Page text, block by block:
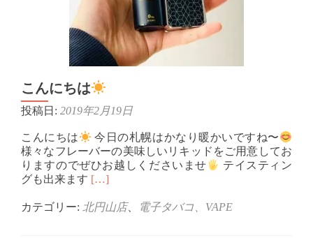
こんにちは
投稿日: 2019年2月19日
こんにちは
今日の札幌はかなり暖かいですね〜
様々なフレーバーの美味しいリキッドをご用意してお
りますのでぜひお越しくださいませ
テイスティン
グも出来ます Read
about
[…]
カテゴリー: 北円山店、 電子タバコ、VAPE